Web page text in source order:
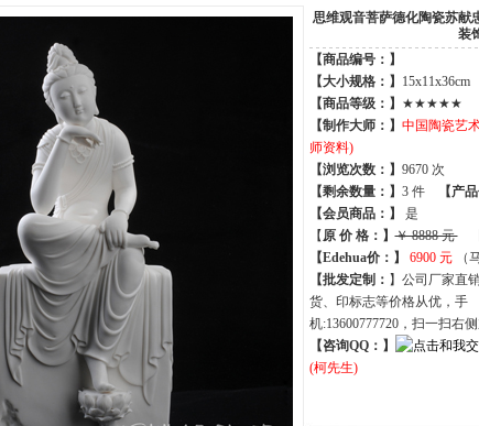
思维观音菩萨德化陶瓷苏献
装
【商品编号：】
【大小规格：】
15x11x36cm
【商品等级：】
★★★★★
【制作大师：】 中国陶瓷艺
师资料)
【浏览次数：】 9670 次
【剩余数量：】 3 件【产品
【会员商品： 】
是
【 原 价 格： 】￥ 8888 元
【Edehua价：】
6900 元
（
【批发定制： 】公司厂家直
货、印标志等价格从优，手
机:13600777720，扫一扫右
【咨询QQ：】
(柯先生)